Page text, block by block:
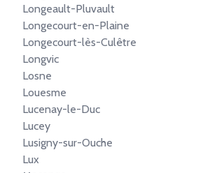
Longeault-Pluvault
Longecourt-en-Plaine
Longecourt-lès-Culêtre
Longvic
Losne
Louesme
Lucenay-le-Duc
Lucey
Lusigny-sur-Ouche
Lux